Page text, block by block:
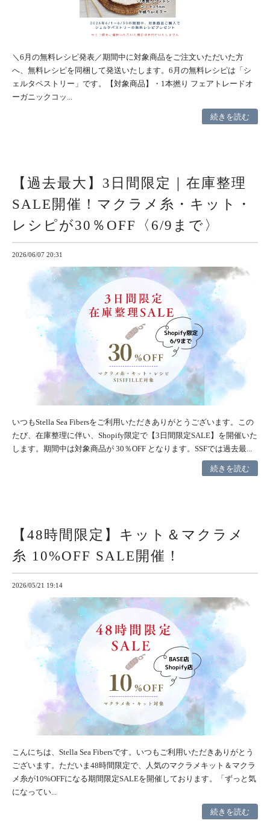
＼6月の無料レシピ発表／期間中に対象商品をご注文いただいた方
へ、無料レシピを同梱して発送いたします。6月の無料レシピは「シ
ェルタペストリー」です。【対象商品】・1本撚り フェアトレードオ
ーガニックコッ...
続きを読む
【過去最大】3日間限定｜在庫整理
SALE開催！マクラメ糸・キット・
レシピが30％OFF〈6/9まで〉
2026/06/07 20:31
いつもStella Sea Fibersをご利用いただきありがとうございます。この
たび、在庫整理に伴い、Shopify限定で【3日間限定SALE】を開催いた
します。期間中は対象商品が 30％OFF となります。SSFでは過去最...
続きを読む
【48時間限定】キット＆マクラメ
糸 10%OFF SALE開催！
2026/05/21 19:14
こんにちは、Stella Sea Fibersです。いつもご利用いただきありがとう
ございます。ただいま48時間限定で、人気のマクラメキット＆マクラ
メ糸が10%OFFになる期間限定SALEを開催しております。「ずっと気
になってい...
続きを読む